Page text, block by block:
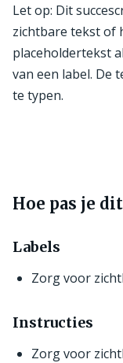
Let op: Dit
zichtbare tekst of
placeholdertekst
van een label. De
te typen.
Hoe pas je
Labels
Zorg voor
Instructies
Zorg voor